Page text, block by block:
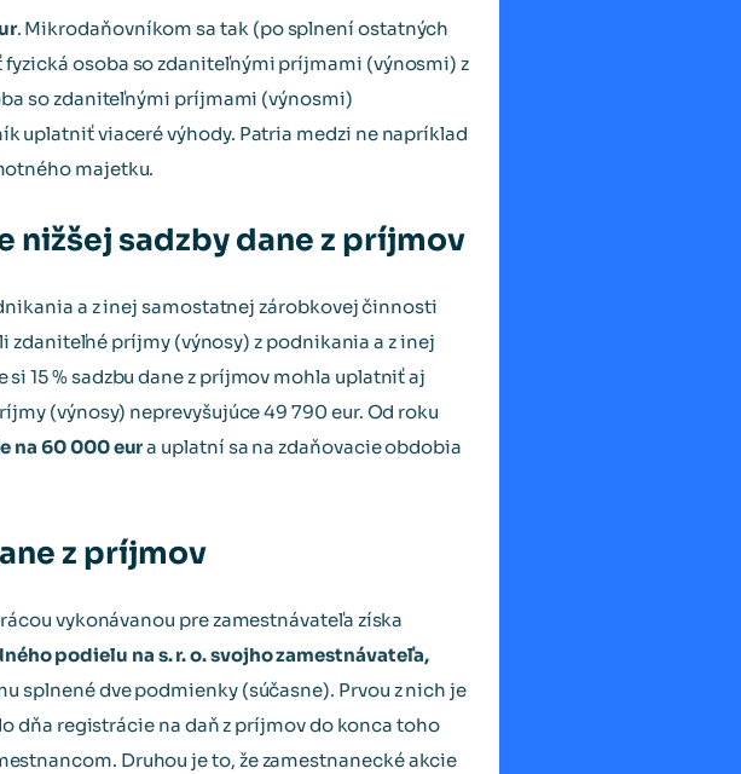
. Mikrodaňovníkom sa tak (po splnení ostatných
osoba so zdaniteľnými príjmami (výnosmi) z
so zdaniteľnými príjmami (výnosmi)
uplatniť viaceré výhody. Patria medzi ne napríklad
majetku.
nižšej sadzby dane z príjmov
a z inej samostatnej zárobkovej činnosti
príjmy (výnosy) z podnikania a z inej
15 % sadzbu dane z príjmov mohla uplatniť aj
(výnosy) neprevyšujúce 49 790 eur. Od roku
na 60 000 eura uplatní sa na zdaňovacie obdobia
z príjmov
vykonávanou pre zamestnávateľa získa
podielu na s. r. o. svojho zamestnávateľa,
splnené dve podmienky (súčasne). Prvou z nich je
dňa registrácie na daň z príjmov do konca toho
Druhou je to, že zamestnanecké akcie